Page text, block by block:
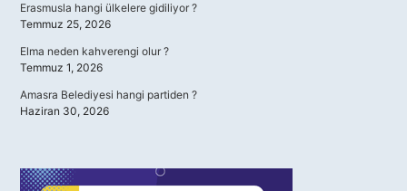
Erasmusla hangi ülkelere gidiliyor ?
Temmuz 25, 2026
Elma neden kahverengi olur ?
Temmuz 1, 2026
Amasra Belediyesi hangi partiden ?
Haziran 30, 2026